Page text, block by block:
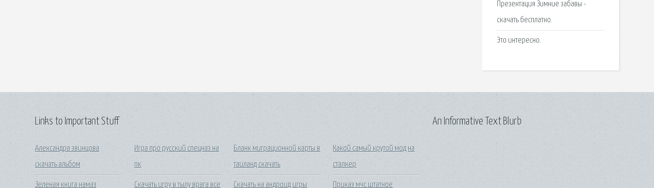
Презентация Зимние забавы -
скачать бесплатно.
Это интересно.
Links to Important Stuff
Александра звинцова
скачать альбом
Зеленая книга намаз
Игра про русский спецназ на
пк
Скачать игру в тылу врага все
Бланк миграционной карты в
таиланд скачать
Скачать на андроид игры
Какой самый крутой мод на
сталкер
Приказ мчс штатное
An Informative Text Blurb